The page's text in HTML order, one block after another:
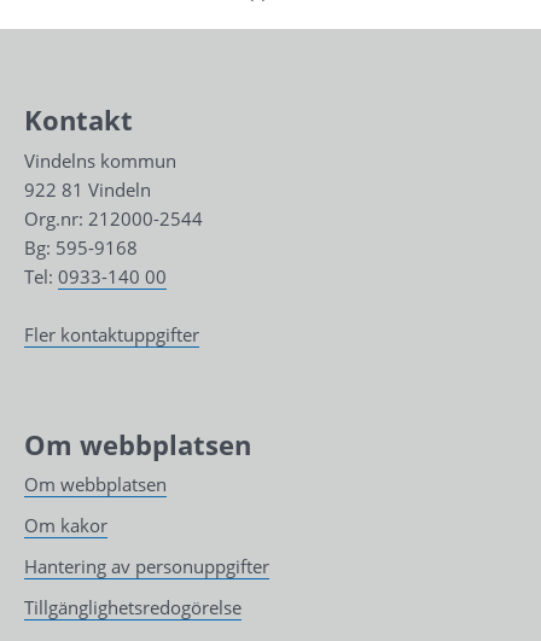
Kontakt
Vindelns kommun
922 81 Vindeln
Org.nr: 212000-2544
Bg: 595-9168
Tel: 0933-140 00
Fler kontaktuppgifter
Om webbplatsen
Om webbplatsen
Om kakor
Hantering av personuppgifter
Tillgänglighetsredogörelse